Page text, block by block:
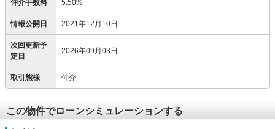
仲介手数料 5.50%
情報公開日 2021年12月10日
次回更新予
定日
2026年09月03日
取引態様 仲介
この物件でローンシミュレーションする